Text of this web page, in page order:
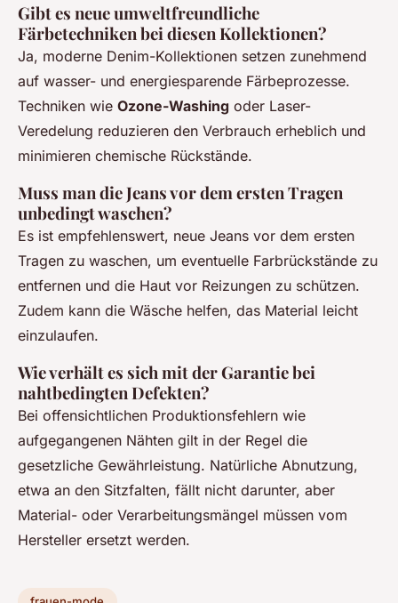
Gibt es neue umweltfreundliche
Färbetechniken bei diesen Kollektionen?
Ja, moderne Denim-Kollektionen setzen zunehmend
auf wasser- und energiesparende Färbeprozesse.
Techniken wie Ozone-Washing oder Laser-
Veredelung reduzieren den Verbrauch erheblich und
minimieren chemische Rückstände.
Muss man die Jeans vor dem ersten Tragen
unbedingt waschen?
Es ist empfehlenswert, neue Jeans vor dem ersten
Tragen zu waschen, um eventuelle Farbrückstände zu
entfernen und die Haut vor Reizungen zu schützen.
Zudem kann die Wäsche helfen, das Material leicht
einzulaufen.
Wie verhält es sich mit der Garantie bei
nahtbedingten Defekten?
Bei offensichtlichen Produktionsfehlern wie
aufgegangenen Nähten gilt in der Regel die
gesetzliche Gewährleistung. Natürliche Abnutzung,
etwa an den Sitzfalten, fällt nicht darunter, aber
Material- oder Verarbeitungsmängel müssen vom
Hersteller ersetzt werden.